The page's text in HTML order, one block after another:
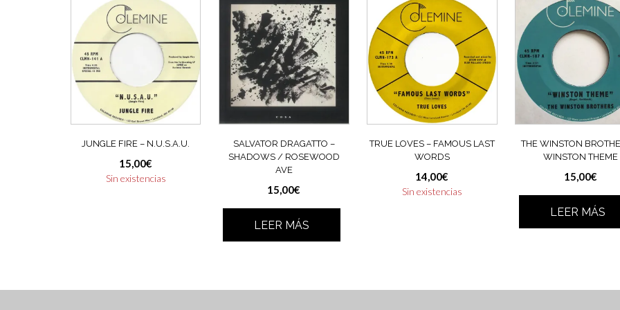
JUNGLE FIRE – N.U.S.A.U.
15,00€
Sin existencias
SALVATOR DRAGATTO –
SHADOWS / ROSEWOOD
AVE
15,00€
LEER MÁS
TRUE LOVES – FAMOUS LAST
WORDS
14,00€
Sin existencias
THE WINSTON
WINSTON THEME
15,00€
LEER MÁS